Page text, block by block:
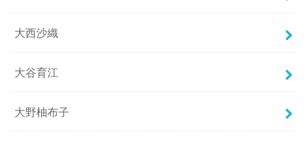
大西沙織
大谷育江
大野柚布子